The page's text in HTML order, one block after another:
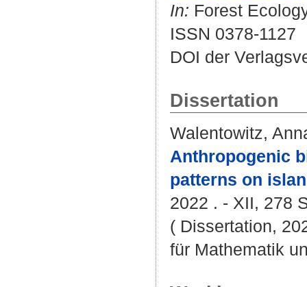
In: Forest
ISSN 0378-1127
DOI der
Dissertation
Walentowitz,
Anthropogenic
patterns on
2022 . - XII, 278
( Dissertation,
für Mathematik